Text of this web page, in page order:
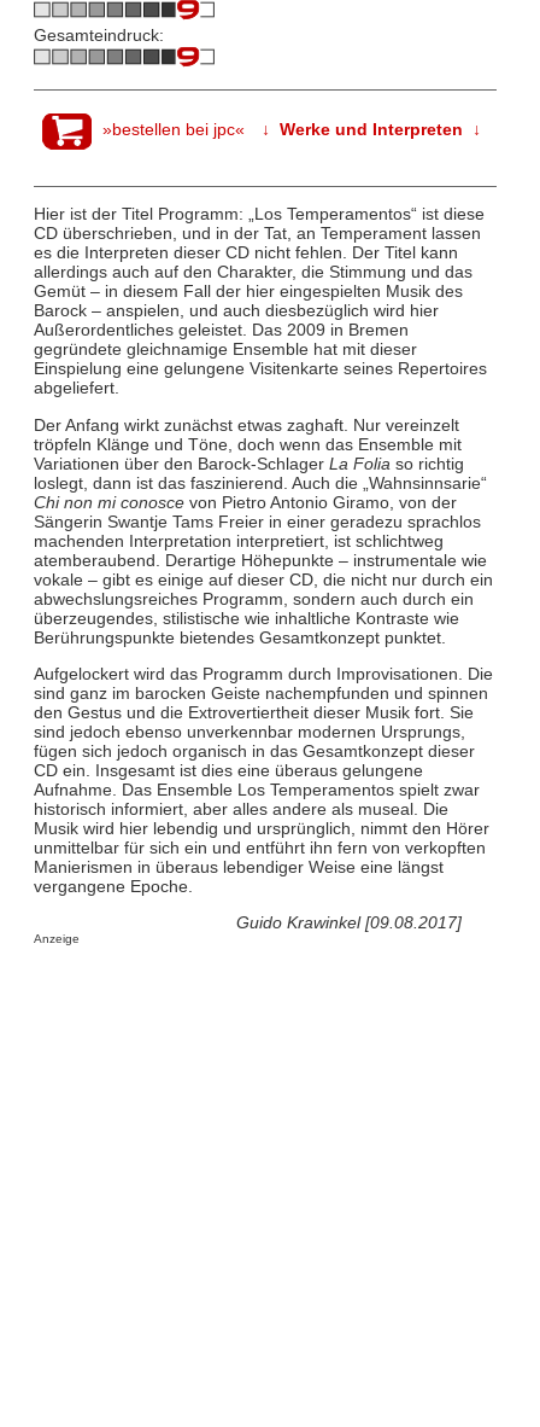
Gesamteindruck:
»bestellen bei jpc« ↓ Werke und Interpreten ↓
Hier ist der Titel Programm: „Los Temperamentos“ ist diese
CD überschrieben, und in der Tat, an Temperament lassen
es die Interpreten dieser CD nicht fehlen. Der Titel kann
allerdings auch auf den Charakter, die Stimmung und das
Gemüt – in diesem Fall der hier eingespielten Musik des
Barock – anspielen, und auch diesbezüglich wird hier
Außerordentliches geleistet. Das 2009 in Bremen
gegründete gleichnamige Ensemble hat mit dieser
Einspielung eine gelungene Visitenkarte seines Repertoires
abgeliefert.
Der Anfang wirkt zunächst etwas zaghaft. Nur vereinzelt
tröpfeln Klänge und Töne, doch wenn das Ensemble mit
Variationen über den Barock-Schlager La Folia so richtig
loslegt, dann ist das faszinierend. Auch die „Wahnsinnsarie“
Chi non mi conoscevon Pietro Antonio Giramo, von der
Sängerin Swantje Tams Freier in einer geradezu sprachlos
machenden Interpretation interpretiert, ist schlichtweg
atemberaubend. Derartige Höhepunkte – instrumentale wie
vokale – gibt es einige auf dieser CD, die nicht nur durch ein
abwechslungsreiches Programm, sondern auch durch ein
überzeugendes, stilistische wie inhaltliche Kontraste wie
Berührungspunkte bietendes Gesamtkonzept punktet.
Aufgelockert wird das Programm durch Improvisationen. Die
sind ganz im barocken Geiste nachempfunden und spinnen
den Gestus und die Extrovertiertheit dieser Musik fort. Sie
sind jedoch ebenso unverkennbar modernen Ursprungs,
fügen sich jedoch organisch in das Gesamtkonzept dieser
CD ein. Insgesamt ist dies eine überaus gelungene
Aufnahme. Das Ensemble Los Temperamentos spielt zwar
historisch informiert, aber alles andere als museal. Die
Musik wird hier lebendig und ursprünglich, nimmt den Hörer
unmittelbar für sich ein und entführt ihn fern von verkopften
Manierismen in überaus lebendiger Weise eine längst
vergangene Epoche.
Guido Krawinkel [09.08.2017]
Anzeige